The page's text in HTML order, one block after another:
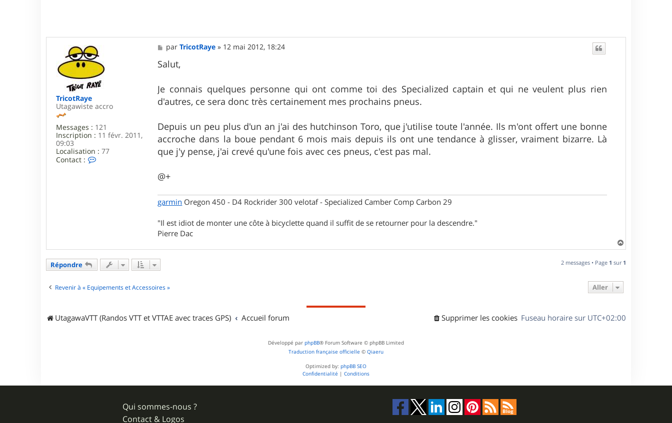
TricotRaye
Utagawiste accro
Messages : 121
Inscription : 11 févr. 2011,
09:03
Localisation : 77
Contact :
t
a
M
e
s
s
g
e
parTricotRaye » 12 mai 2012, 18:24
Salut,
Je connais quelques personne qui ont comme toi des Specialized captain et qui ne veulent plus rien
d'autres, ce sera donc très certainement mes prochains pneus.
Depuis un peu plus d'un an j'ai des hutchinson Toro, que j'utilise toute l'année. Ils m'ont offert une bonne
accroche dans la boue pendant 6 mois mais depuis ils ont une tendance à glisser, vraiment bizarre. Là
que j'y pense, j'ai crevé qu'une fois avec ces pneus, c'est pas mal.
@+
garmin Oregon 450 - D4 Rockrider 300 velotaf - Specialized Camber Comp Carbon 29
"Il est idiot de monter une côte à bicyclette quand il suffit de se retourner pour la descendre."
Pierre Dac
a
t
Répondre 2 messages • Page 1 sur 1
Revenir à « Equipements et Accessoires » Aller
UtagawaVTT (Randos VTT et VTTAE avec traces GPS) Accueil forum Fuseau horaire sur UTC+02:00
Supprimer les cookies
Développé par phpBB® Forum Software © phpBB Limited
Traduction française officielle © Qiaeru
Optimized by: phpBB SEO
Confidentialité | Conditions
Qui sommes-nous ?
Contact & Logos